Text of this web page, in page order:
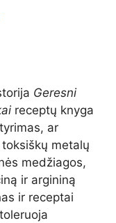
Geresni
receptų knyga
ar
metalų
medžiagos,
ir argininą
ir receptai